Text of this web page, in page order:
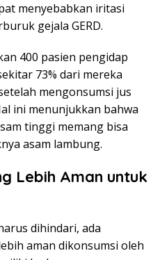
menyebabkan iritasi
gejala GERD.
400 pasien pengidap
73% dari mereka
mengonsumsi jus
ini menunjukkan bahwa
tinggi memang bisa
asam lambung.
Lebih Aman untuk
dihindari, ada
aman dikonsumsi oleh